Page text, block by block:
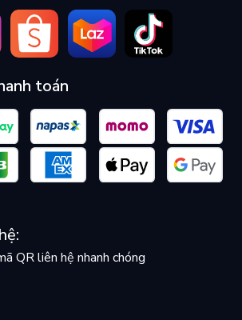
toán
QR liên hệ nhanh chóng